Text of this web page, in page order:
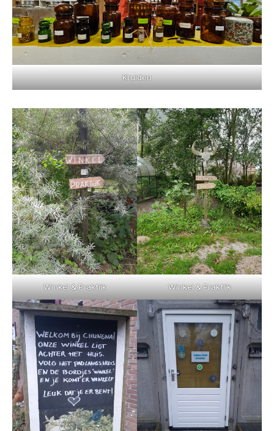
Kruiden
Winkel & Praktijk Winkel & Praktijk